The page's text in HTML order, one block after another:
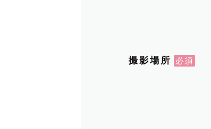
撮影場所